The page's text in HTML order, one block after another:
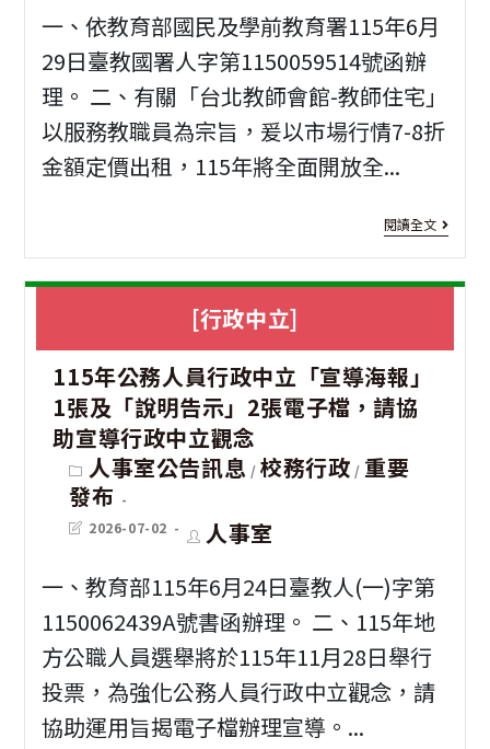
「遇
見
『
一、依教育部國民及學前教育署115年6月
29日臺教國署人字第1150059514號函辦
理。 二、有關「台北教師會館-教師住宅」
以服務教職員為宗旨，爰以市場行情7-8折
金額定價出租，115年將全面開放全...
閱讀全文 [性
別
[行政中立]
115年公務人員行政中立「宣導海報」
1張及「說明告示」2張電子檔，請協
助宣導行政中立觀念
Post
category:
人事室公告訊息 / 校務行政 / 重要
發布
Post2026-07-02
Post
author:
人事室
一、教育部115年6月24日臺教人(一)字第
1150062439A號書函辦理。 二、115年地
方公職人員選舉將於115年11月28日舉行
投票，為強化公務人員行政中立觀念，請
協助運用旨揭電子檔辦理宣導。...